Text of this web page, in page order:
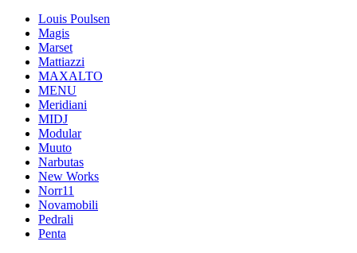
Louis Poulsen
Magis
Marset
Mattiazzi
MAXALTO
MENU
Meridiani
MIDJ
Modular
Muuto
Narbutas
New Works
Norr11
Novamobili
Pedrali
Penta